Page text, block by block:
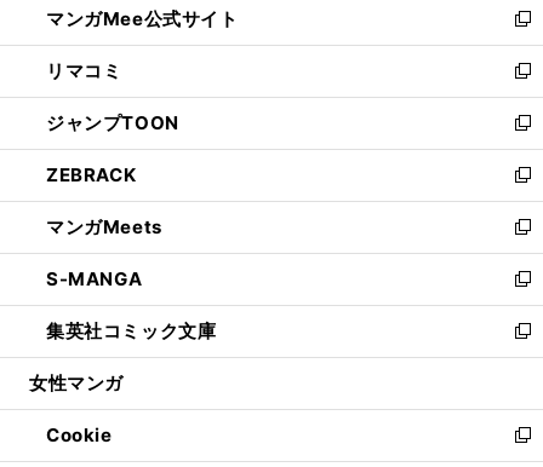
く
ド
ウ
で
開
く
ィ
ン
ド
ウ
で
開
く
い
ウ
ィ
ン
ド
ウ
で
開
く
マンガMee公式サイト
新
し
い
ウ
ィ
ン
ド
ウ
で
開
く
リマコミ
新
し
い
ウ
ィ
ン
ド
ウ
で
開
く
ジャンプTOON
新
し
い
ウ
ィ
ン
ド
ウ
で
開
ZEBRACK
新
し
い
ウ
ィ
ン
ド
ウ
開
く
マンガMeets
新
し
い
ウ
ィ
ン
ウ
で
開
S-MANGA
新
し
い
ウ
ン
ド
ウ
集英社コミック文庫
新
し
ウ
ィ
女性マンガ
Cookie
新